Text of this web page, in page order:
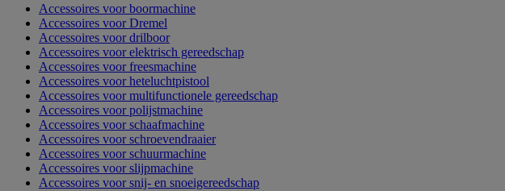
Accessoires voor boormachine
Accessoires voor Dremel
Accessoires voor drilboor
Accessoires voor elektrisch gereedschap
Accessoires voor freesmachine
Accessoires voor heteluchtpistool
Accessoires voor multifunctionele gereedschap
Accessoires voor polijstmachine
Accessoires voor schaafmachine
Accessoires voor schroevendraaier
Accessoires voor schuurmachine
Accessoires voor slijpmachine
Accessoires voor snij- en snoeigereedschap